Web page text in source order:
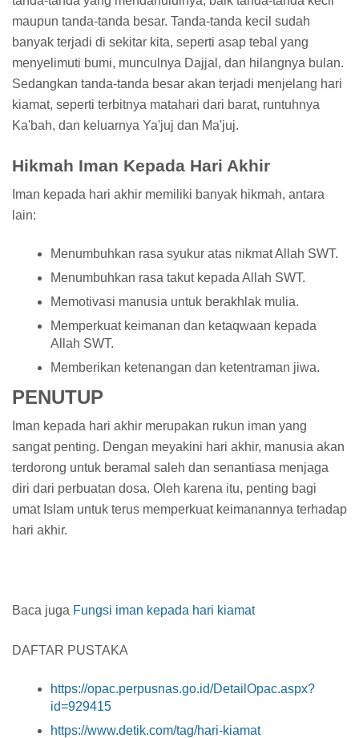
maupun tanda-tanda besar. Tanda-tanda kecil sudah
banyak terjadi di sekitar kita, seperti asap tebal yang
menyelimuti bumi, munculnya Dajjal, dan hilangnya bulan.
Sedangkan tanda-tanda besar akan terjadi menjelang hari
kiamat, seperti terbitnya matahari dari barat, runtuhnya
Ka'bah, dan keluarnya Ya'juj dan Ma'juj.
Hikmah Iman Kepada Hari Akhir
Iman kepada hari akhir memiliki banyak hikmah, antara
lain:
Menumbuhkan rasa syukur atas nikmat Allah SWT.
Menumbuhkan rasa takut kepada Allah SWT.
Memotivasi manusia untuk berakhlak mulia.
Memperkuat keimanan dan ketaqwaan kepada
Allah SWT.
Memberikan ketenangan dan ketentraman jiwa.
PENUTUP
Iman kepada hari akhir merupakan rukun iman yang
sangat penting. Dengan meyakini hari akhir, manusia akan
terdorong untuk beramal saleh dan senantiasa menjaga
diri dari perbuatan dosa. Oleh karena itu, penting bagi
umat Islam untuk terus memperkuat keimanannya terhadap
hari akhir.
Baca juga Fungsi iman kepada hari kiamat
DAFTAR PUSTAKA
https://opac.perpusnas.go.id/DetailOpac.aspx?
id=929415
https://www.detik.com/tag/hari-kiamat